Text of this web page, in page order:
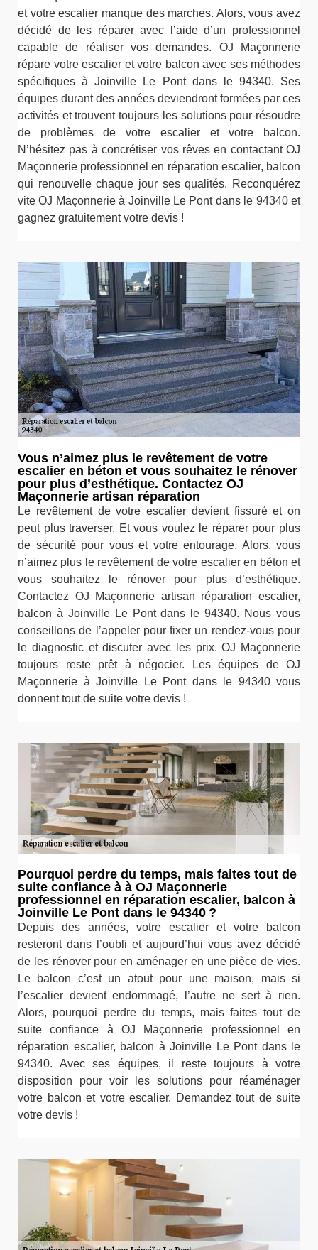
et votre escalier manque des marches. Alors, vous avez
décidé de les réparer avec l’aide d’un professionnel
capable de réaliser vos demandes. OJ Maçonnerie
répare votre escalier et votre balcon avec ses méthodes
spécifiques à Joinville Le Pont dans le 94340. Ses
équipes durant des années deviendront formées par ces
activités et trouvent toujours les solutions pour résoudre
de problèmes de votre escalier et votre balcon.
N’hésitez pas à concrétiser vos rêves en contactant OJ
Maçonnerie professionnel en réparation escalier, balcon
qui renouvelle chaque jour ses qualités. Reconquérez
vite OJ Maçonnerie à Joinville Le Pont dans le 94340 et
gagnez gratuitement votre devis !
Vous n’aimez plus le revêtement de votre
escalier en béton et vous souhaitez le rénover
pour plus d’esthétique. Contactez OJ
Maçonnerie artisan réparation
Le revêtement de votre escalier devient fissuré et on
peut plus traverser. Et vous voulez le réparer pour plus
de sécurité pour vous et votre entourage. Alors, vous
n’aimez plus le revêtement de votre escalier en béton et
vous souhaitez le rénover pour plus d’esthétique.
Contactez OJ Maçonnerie artisan réparation escalier,
balcon à Joinville Le Pont dans le 94340. Nous vous
conseillons de l’appeler pour fixer un rendez-vous pour
le diagnostic et discuter avec les prix. OJ Maçonnerie
toujours reste prêt à négocier. Les équipes de OJ
Maçonnerie à Joinville Le Pont dans le 94340 vous
donnent tout de suite votre devis !
Pourquoi perdre du temps, mais faites tout de
suite confiance à à OJ Maçonnerie
professionnel en réparation escalier, balcon à
Joinville Le Pont dans le 94340 ?
Depuis des années, votre escalier et votre balcon
resteront dans l’oubli et aujourd’hui vous avez décidé
de les rénover pour en aménager en une pièce de vies.
Le balcon c’est un atout pour une maison, mais si
l’escalier devient endommagé, l’autre ne sert à rien.
Alors, pourquoi perdre du temps, mais faites tout de
suite confiance à OJ Maçonnerie professionnel en
réparation escalier, balcon à Joinville Le Pont dans le
94340. Avec ses équipes, il reste toujours à votre
disposition pour voir les solutions pour réaménager
votre balcon et votre escalier. Demandez tout de suite
votre devis !